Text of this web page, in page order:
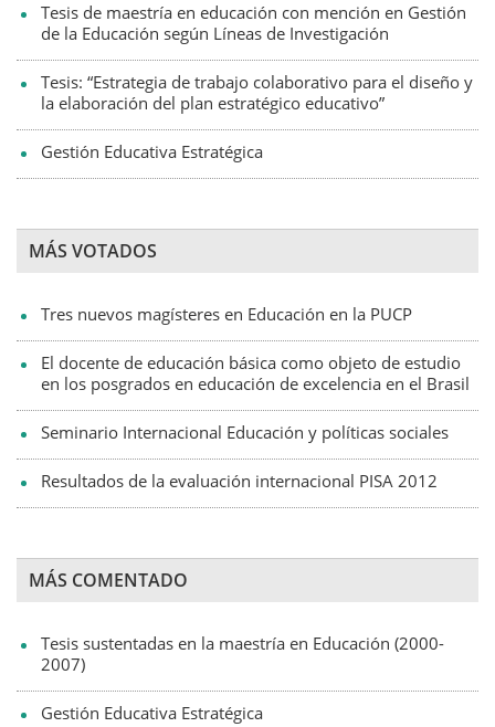
Tesis de maestría en educación con mención en Gestión
de la Educación según Líneas de Investigación
Tesis: “Estrategia de trabajo colaborativo para el diseño y
la elaboración del plan estratégico educativo”
Gestión Educativa Estratégica
MÁS VOTADOS
Tres nuevos magísteres en Educación en la PUCP
El docente de educación básica como objeto de estudio
en los posgrados en educación de excelencia en el Brasil
Seminario Internacional Educación y políticas sociales
Resultados de la evaluación internacional PISA 2012
MÁS COMENTADO
Tesis sustentadas en la maestría en Educación (2000-
2007)
Gestión Educativa Estratégica